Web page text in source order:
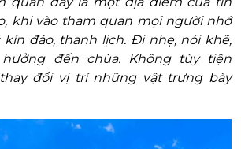
khi vào tham quan mọi người nhớ
đáo, thanh lịch. Đi nhẹ, nói khẽ,
đến chùa. Không tùy tiện
đổi vị trí những vật trưng bày